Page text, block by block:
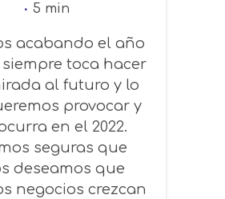
5 min
acabando el año
toca hacer
al futuro y lo
provocar y
en el 2022.
seguras que
deseamos que
negocios crezcan